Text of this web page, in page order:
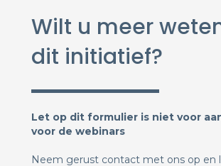
Wilt u meer
dit initiatief?
Let op dit formulier is niet voor
voor de webinars
Neem gerust contact met ons op en